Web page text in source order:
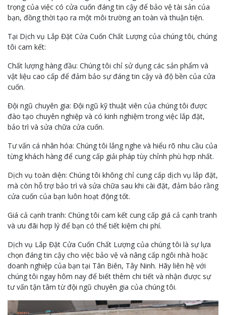
trọng của việc có cửa cuốn đáng tin cậy để bảo vệ tài sản của
bạn, đồng thời tạo ra một môi trường an toàn và thuận tiện.
Tại Dịch vụ Lắp Đặt Cửa Cuốn Chất Lượng của chúng tôi, chúng
tôi cam kết:
Chất lượng hàng đầu: Chúng tôi chỉ sử dụng các sản phẩm và
vật liệu cao cấp để đảm bảo sự đáng tin cậy và độ bền của cửa
cuốn.
Đội ngũ chuyên gia: Đội ngũ kỹ thuật viên của chúng tôi được
đào tạo chuyên nghiệp và có kinh nghiệm trong việc lắp đặt,
bảo trì và sửa chữa cửa cuốn.
Tư vấn cá nhân hóa: Chúng tôi lắng nghe và hiểu rõ nhu cầu của
từng khách hàng để cung cấp giải pháp tùy chỉnh phù hợp nhất.
Dịch vụ toàn diện: Chúng tôi không chỉ cung cấp dịch vụ lắp đặt,
mà còn hỗ trợ bảo trì và sửa chữa sau khi cài đặt, đảm bảo rằng
cửa cuốn của bạn luôn hoạt động tốt.
Giá cả cạnh tranh: Chúng tôi cam kết cung cấp giá cả cạnh tranh
và ưu đãi hợp lý để bạn có thể tiết kiệm chi phí.
Dịch vụ Lắp Đặt Cửa Cuốn Chất Lượng của chúng tôi là sự lựa
chọn đáng tin cậy cho việc bảo vệ và nâng cấp ngôi nhà hoặc
doanh nghiệp của bạn tại Tân Biên, Tây Ninh. Hãy liên hệ với
chúng tôi ngay hôm nay để biết thêm chi tiết và nhận được sự
tư vấn tận tâm từ đội ngũ chuyên gia của chúng tôi.